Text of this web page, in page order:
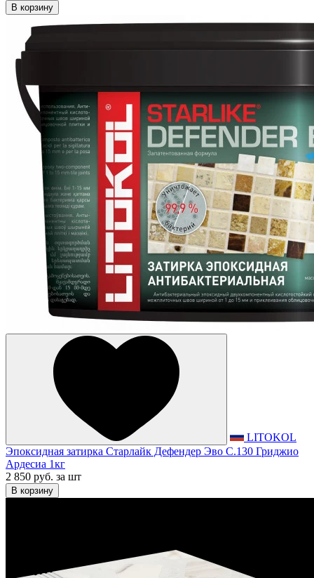
В корзину
LITOKOL
Эпоксидная затирка Старлайк Дефендер Эво С.130 Гриджио
Ардесиа 1кг
2 850 руб. за шт
В корзину